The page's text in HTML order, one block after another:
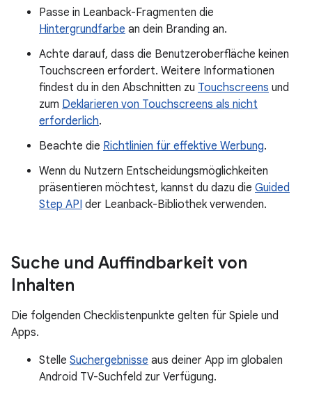
Passe in Leanback-Fragmenten die
Hintergrundfarbe an dein Branding an.
Achte darauf, dass die Benutzeroberfläche keinen
Touchscreen erfordert. Weitere Informationen
findest du in den Abschnitten zu Touchscreens und
zum Deklarieren von Touchscreens als nicht
erforderlich.
Beachte die Richtlinien für effektive Werbung.
Wenn du Nutzern Entscheidungsmöglichkeiten
präsentieren möchtest, kannst du dazu die Guided
Step API der Leanback-Bibliothek verwenden.
Suche und Auffindbarkeit von
Inhalten
Die folgenden Checklistenpunkte gelten für Spiele und
Apps.
Stelle Suchergebnisse aus deiner App im globalen
Android TV-Suchfeld zur Verfügung.